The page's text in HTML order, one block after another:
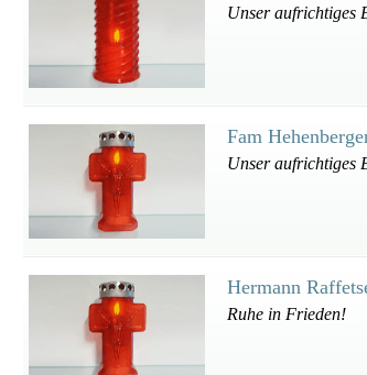
Unser aufrichtiges
Fam
Unser aufrichtiges
Hermann
Ruhe in Frieden!